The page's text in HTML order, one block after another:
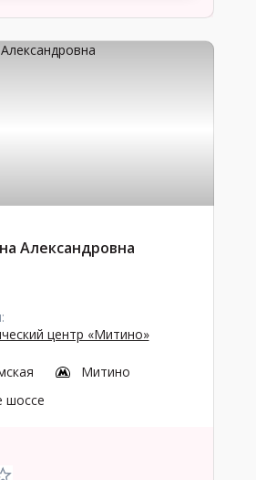
Александровна
центр «Митино»
Митино
шоссе